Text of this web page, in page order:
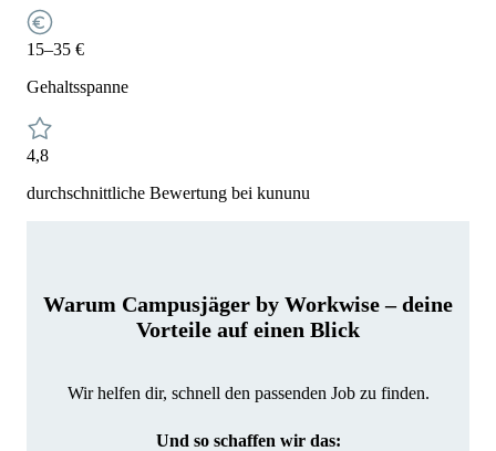
15–35 €
Gehaltsspanne
4,8
durchschnittliche Bewertung bei kununu
Warum Campusjäger by Workwise – deine
Vorteile auf einen Blick
Wir helfen dir, schnell den passenden Job zu finden.
Und so schaffen wir das: